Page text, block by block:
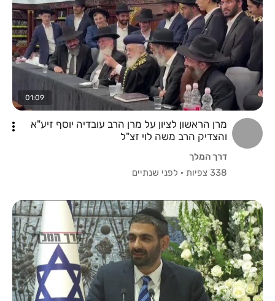
01:09
מרן הראשון לציון על מרן הרב עובדיה יוסף זיע"א
והצדיק הרב משה לוי זצ"ל
דרך המלך
338 צפיות
· לפני שנתיים